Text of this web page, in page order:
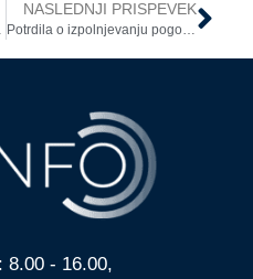
NASLEDNJI PRISPEVEK
Potrdila o izpolnjevanju pogoja PCT
8.00 - 16.00,